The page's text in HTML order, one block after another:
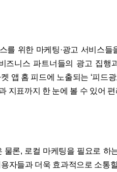
를 위한 마케팅·광고 서비스들
즈니스 파트너들의 광고 집행
앱 홈 피드에 노출되는 ‘피드
지표까지 한 눈에 볼 수 있어
물론, 로컬 마케팅을 필요로 하
자들과 더욱 효과적으로 소통